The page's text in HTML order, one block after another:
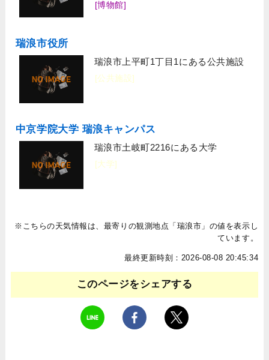
[博物館]
瑞浪市役所
瑞浪市上平町1丁目1にある公共施設
[公共施設]
中京学院大学 瑞浪キャンパス
瑞浪市土岐町2216にある大学
[大学]
※こちらの天気情報は、最寄りの観測地点「瑞浪市」の値を表示し
ています。
最終更新時刻：2026-08-08 20:45:34
このページをシェアする